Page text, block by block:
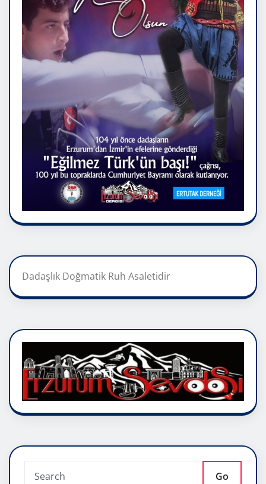
Dadaşlık Doğmatik Ruh Asaletidir
Go